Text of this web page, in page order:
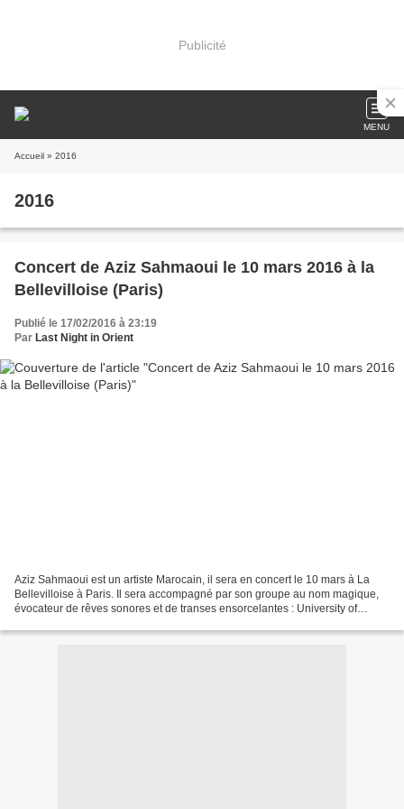
Publicité
MENU
Accueil » 2016
2016
Concert de Aziz Sahmaoui le 10 mars 2016 à la
Bellevilloise (Paris)
Publié le 17/02/2016 à 23:19
Par Last Night in Orient
Aziz Sahmaoui est un artiste Marocain, il sera en concert le 10 mars à La
Bellevilloise à Paris. Il sera accompagné par son groupe au nom magique,
évocateur de rêves sonores et de transes ensorcelantes : University of